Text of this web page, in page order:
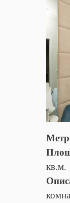
кв.м.